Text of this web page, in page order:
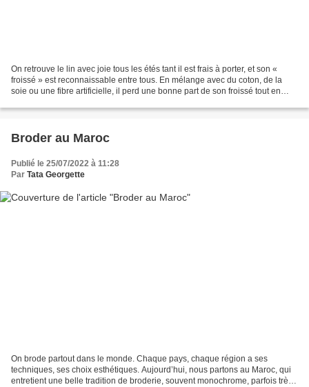
On retrouve le lin avec joie tous les étés tant il est frais à porter, et son «
froissé » est reconnaissable entre tous. En mélange avec du coton, de la
soie ou une fibre artificielle, il perd une bonne part de son froissé tout en
Broder au Maroc
Publié le 25/07/2022 à 11:28
Par Tata Georgette
On brode partout dans le monde. Chaque pays, chaque région a ses
techniques, ses choix esthétiques. Aujourd’hui, nous partons au Maroc, qui
entretient une belle tradition de broderie, souvent monochrome, parfois très